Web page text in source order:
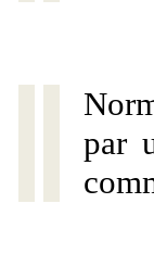
par